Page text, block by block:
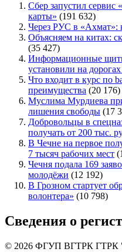
Сбер запустил сервис
карты» (191 632)
Через РУС в «Ахмат»:
Объясняем на китах:
(35 427)
Информационные
установили на
Что входит в курс по
преимущества (20 176)
Муслима Мурдиева
лишения свободы (17
Добровольцы в
получать от 200 тыс.
В Чечне на первое
7 тысяч рабочих мест
Чечня подала 169
молодёжи (12 192)
В Грозном стартует
волонтера» (10 798)
Сведения о
© 2026 ФГУП ВГТРК ГТРК